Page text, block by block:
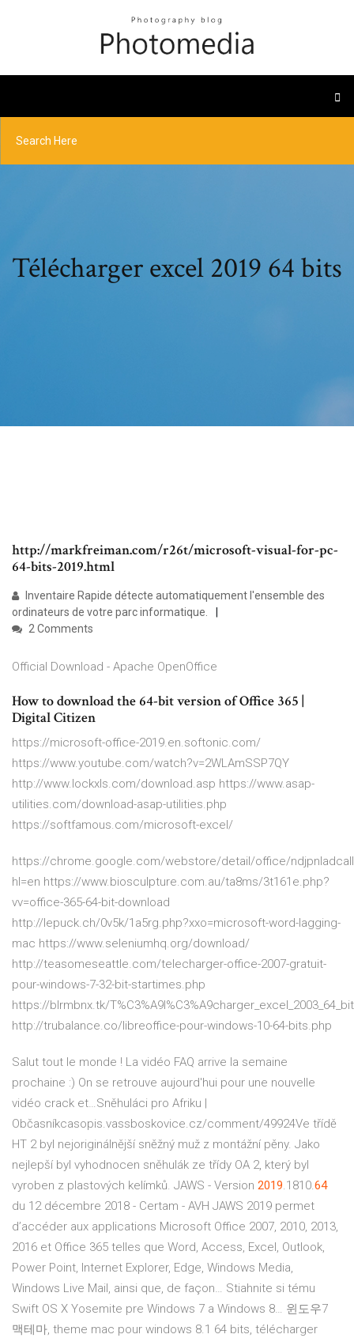
Télécharger excel 2019 64 bits
http://markfreiman.com/r26t/microsoft-visual-for-pc-
64-bits-2019.html
Inventaire Rapide détecte automatiquement l'ensemble des
ordinateurs de votre parc informatique.
2 Comments
Official Download - Apache OpenOffice
How to download the 64-bit version of Office 365 |
Digital Citizen
https://microsoft-office-2019.en.softonic.com/
https://www.youtube.com/watch?v=2WLAmSSP7QY
http://www.lockxls.com/download.asp https://www.asap-
utilities.com/download-asap-utilities.php
https://softfamous.com/microsoft-excel/
https://chrome.google.com/webstore/detail/office/
hl=en https://www.biosculpture.com.au/ta8ms/3t161e.php?
vv=office-365-64-bit-download
http://lepuck.ch/0v5k/1a5rg.php?xxo=microsoft-word-lagging-
mac https://www.seleniumhq.org/download/
http://teasomeseattle.com/telecharger-office-2007-gratuit-
pour-windows-7-32-bit-startimes.php
https://blrmbnx.tk/
http://trubalance.co/libreoffice-pour-windows-10-64-bits.php
Salut tout le monde ! La vidéo FAQ arrive la semaine
prochaine :) On se retrouve aujourd'hui pour une nouvelle
vidéo crack et…Sněhuláci pro Afriku |
Občasníkcasopis.vassboskovice.cz/comment/49924Ve třídě
HT 2 byl nejoriginálnější sněžný muž z montážní pěny. Jako
nejlepší byl vyhodnocen sněhulák ze třídy OA 2, který byl
vyroben z plastových kelímků. JAWS - Version 2019.1810.64
du 12 décembre 2018 - Certam - AVH JAWS 2019 permet
d’accéder aux applications Microsoft Office 2007, 2010, 2013,
2016 et Office 365 telles que Word, Access, Excel, Outlook,
Power Point, Internet Explorer, Edge, Windows Media,
Windows Live Mail, ainsi que, de façon… Stiahnite si tému
Swift OS X Yosemite pre Windows 7 a Windows 8… 윈도우7
맥테마, theme mac pour windows 8.1 64 bits, télécharger